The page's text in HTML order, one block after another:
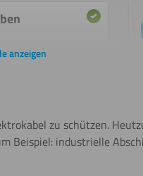
anzeigen
zu schützen.
Beispiel: industrielle